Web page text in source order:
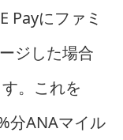
Payにファミ
ジした場合
。これを
分ANAマイル